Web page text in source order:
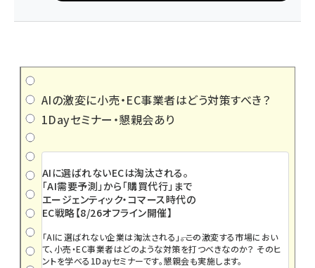
AIの激変に小売・EC事業者はどう対策すべき？
1Dayセミナー・懇親会あり
AIに選ばれないECは淘汰される。
「AI需要予測」から「購買代行」まで
エージェンティック・コマース時代の
EC戦略【8/26オフライン開催】
「AIに選ばれない企業は淘汰される」――。この激変する市場におい
て、小売・EC事業者はどのような対策を打つべきなのか？ そのヒ
ントを学べる1Dayセミナーです。懇親会も実施します。